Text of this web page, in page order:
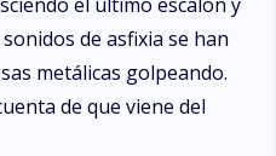
de asfixia se han
metálicas golpeando.
de que viene del